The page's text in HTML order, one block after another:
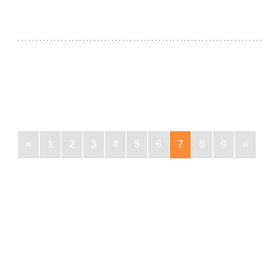
« 1 2 3 4 5 6 7 8 9 »